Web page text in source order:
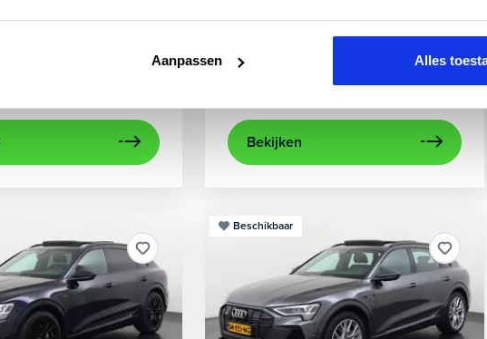
Aanpassen Alles
electronic climate controle
achteruitrijcamera
Apple Carplay/
Kopen
Bekijken
Beschikbaar